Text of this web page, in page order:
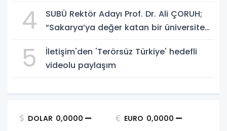
4
SUBÜ Rektör Adayı Prof. Dr. Ali ÇORUH;
“Sakarya’ya değer katan bir üniversite
5
İletişim'den 'Terörsüz Türkiye' hedefli
videolu paylaşım
DOLAR 0,0000 EURO 0,0000